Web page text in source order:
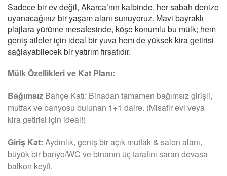
Sadece bir ev değil, Akarca’nın kalbinde, her sabah denize
uyanacağınız bir yaşam alanı sunuyoruz. Mavi bayraklı
plajlara yürüme mesafesinde, köşe konumlu bu mülk; hem
geniş aileler için ideal bir yuva hem de yüksek kira getirisi
sağlayabilecek bir yatırım fırsatıdır.
Mülk Özellikleri ve Kat Planı:
Bağımsız Bahçe Katı: Binadan tamamen bağımsız girişli,
mutfak ve banyosu bulunan 1+1 daire. (Misafir evi veya
kira getirisi için ideal!)
Giriş Kat: Aydınlık, geniş bir açık mutfak & salon alanı,
büyük bir banyo/WC ve binanın üç tarafını saran devasa
balkon keyfi.